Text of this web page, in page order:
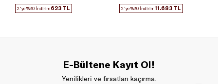
2.'ye %30 İndirim623 TL 2.'ye %30 İndirim11.683 TL
E-Bültene Kayıt Ol!
Yenilikleri ve fırsatları kaçırma.